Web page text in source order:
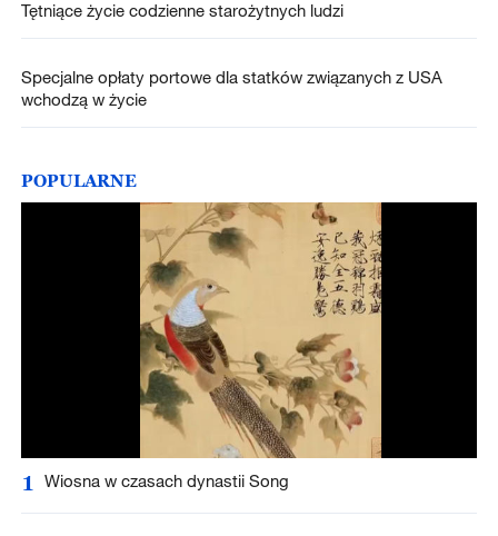
Tętniące życie codzienne starożytnych ludzi
Specjalne opłaty portowe dla statków związanych z USA
wchodzą w życie
POPULARNE
1 Wiosna w czasach dynastii Song